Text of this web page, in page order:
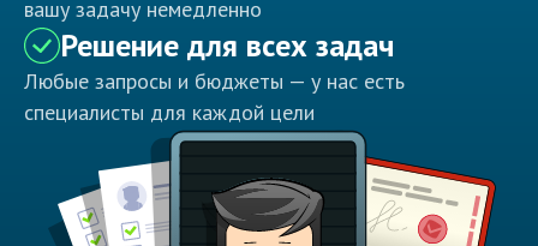
вашу задачу немедленно
Решение для всех задач
Любые запросы и бюджеты — у нас есть
специалисты для каждой цели